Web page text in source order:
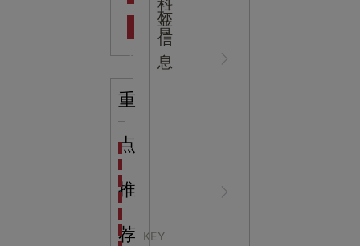
心
NEWS
CENTER
科
普
标
信
息
重
点
推
荐 KEY
海洋馆设计建设方案：展示内容和互动体验设计
非遗文化展厅设计要点：展厅布局策展技巧和创新元
航空航天科技馆设计思路：如何设计促进公众的兴趣